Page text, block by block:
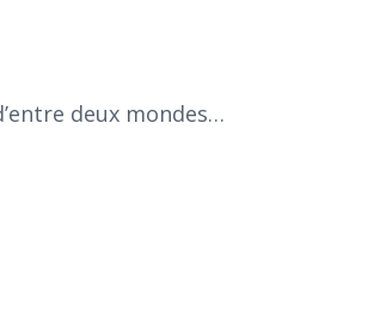
deux mondes…